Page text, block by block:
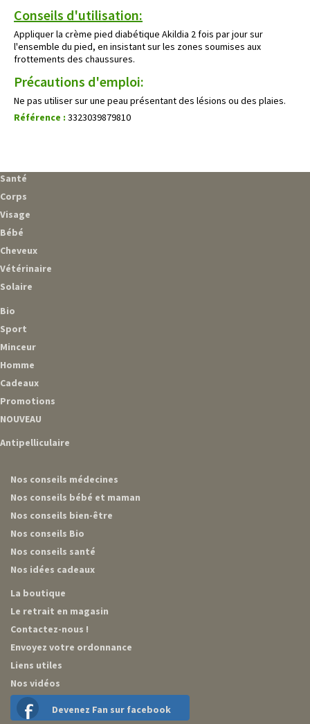
Conseils d'utilisation:
Appliquer la crème pied diabétique Akildia 2 fois par jour sur
l'ensemble du pied, en insistant sur les zones soumises aux
frottements des chaussures.
Précautions d'emploi:
Ne pas utiliser sur une peau présentant des lésions ou des plaies.
Référence : 3323039879810
Santé
Corps
Visage
Bébé
Cheveux
Vétérinaire
Solaire
Bio
Sport
Minceur
Homme
Cadeaux
Promotions
NOUVEAU
Antipelliculaire
Nos conseils médecines
Nos conseils bébé et maman
Nos conseils bien-être
Nos conseils Bio
Nos conseils santé
Nos idées cadeaux
La boutique
Le retrait en magasin
Contactez-nous !
Envoyez votre ordonnance
Liens utiles
Nos vidéos
Devenez Fan sur facebook